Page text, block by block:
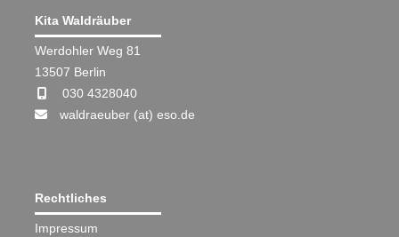
Kita Waldräuber
Werdohler Weg 81
13507 Berlin
030 4328040
waldraeuber (at) eso.de
Rechtliches
Impressum